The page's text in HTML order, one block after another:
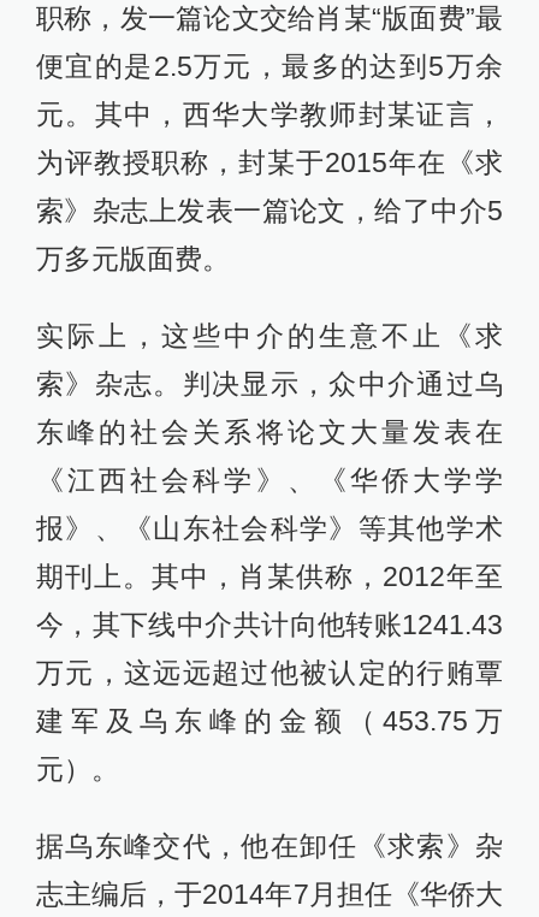
职称，发一篇论文交给肖某“版面费”最
便宜的是2.5万元，最多的达到5万余
元。其中，西华大学教师封某证言，
为评教授职称，封某于2015年在《求
索》杂志上发表一篇论文，给了中介5
万多元版面费。
实际上，这些中介的生意不止《求
索》杂志。判决显示，众中介通过乌
东峰的社会关系将论文大量发表在
《江西社会科学》、《华侨大学学
报》、《山东社会科学》等其他学术
期刊上。其中，肖某供称，2012年至
今，其下线中介共计向他转账1241.43
万元，这远远超过他被认定的行贿覃
建军及乌东峰的金额（453.75万
元）。
据乌东峰交代，他在卸任《求索》杂
志主编后，于2014年7月担任《华侨大